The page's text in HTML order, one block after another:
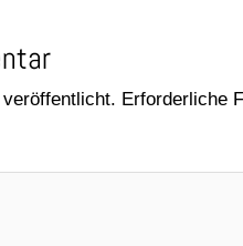
Erforderliche